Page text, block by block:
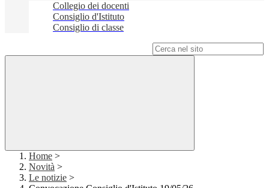
Collegio dei docenti
Consiglio d'Istituto
Consiglio di classe
Home >
Novità >
Le notizie >